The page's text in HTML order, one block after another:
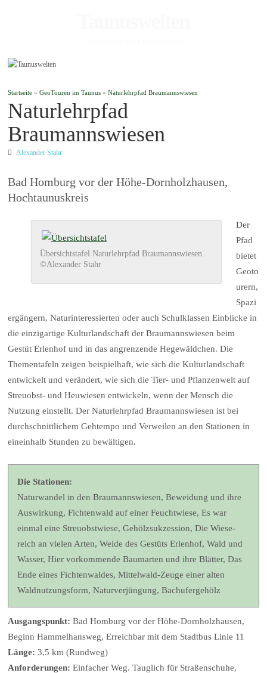
Startseite »GeoTouren im Taunus »Naturlehrpfad Braumannswiesen
Naturlehrpfad
Braumannswiesen
Alexander Stahr
Bad Homburg vor der Höhe-Dornholzhausen,
Hochtaunuskreis
Übersichtstafel Naturlehrpfad Braumannswiesen.
©Alexander Stahr
Der
Pfad
bietet
Geoto
urern,
Spazi
ergängern, Naturinteressierten oder auch Schulklassen Einblicke in
die einzigartige Kulturlandschaft der Braumannswiesen beim
Gestüt Erlenhof und in das angrenzende Hegewäldchen. Die
Thementafeln zeigen beispielhaft, wie sich die Kulturlandschaft
entwickelt und verändert, wie sich die Tier- und Pflanzenwelt auf
Streuobst- und Heuwiesen entwickeln, wenn der Mensch die
Nutzung einstellt. Der Naturlehrpfad Braumannswiesen ist bei
durchschnittlichem Gehtempo und Verweilen an den Stationen in
eineinhalb Stunden zu bewältigen.
Die Stationen:
Naturwandel in den Braumannswiesen, Beweidung und ihre
Auswirkung, Fichtenwald auf einer Feuchtwiese, Es war
einmal eine Streuobstwiese, Gehölzsukzession, Die Wiese-
reich an vielen Arten, Weide des Gestüts Erlenhof, Wald und
Wasser, Hier vorkommende Baumarten und ihre Blätter, Das
Ende eines Fichtenwaldes, Mittelwald-Zeuge einer alten
Waldnutzungsform, Naturverjüngung, Bachufergehölz
Ausgangspunkt: Bad Homburg vor der Höhe-Dornholzhausen,
Beginn Hammelhansweg, Erreichbar mit dem Stadtbus Linie 11
Länge: 3,5 km (Rundweg)
Anforderungen: Einfacher Weg. Tauglich für Straßenschuhe,